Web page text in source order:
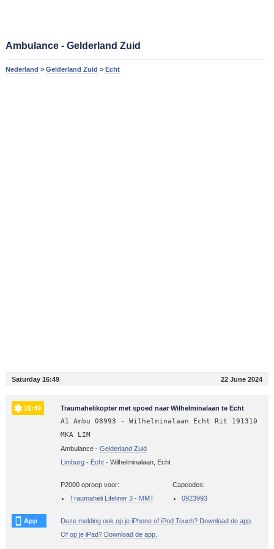
Ambulance - Gelderland Zuid
Nederland > Gelderland Zuid > Echt
Saturday 16:49 22 June 2024
16:49 Traumahelikopter met spoed naar Wilhelminalaan te Echt
A1 Ambu 08993 - Wilhelminalaan Echt Rit 191310
MKA LIM
Ambulance - Gelderland Zuid
Limburg- Echt- Wilhelminalaan, Echt
P2000 oproep voor:
Traumaheli Lifeliner 3 - MMT
Capcodes:
0923993
App
Deze melding ook op je iPhone of iPod Touch? Download de app.
Of op je iPad? Download de app.